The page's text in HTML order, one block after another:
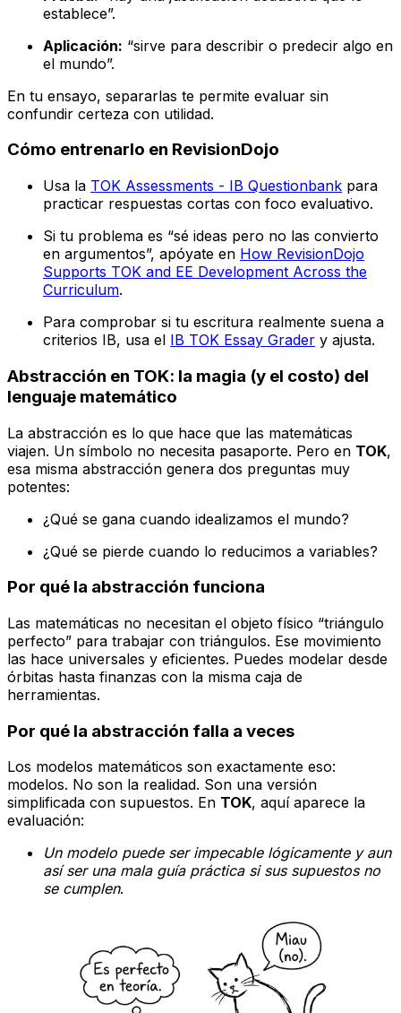
establece”.
Aplicación: “sirve para describir o predecir algo en
el mundo”.
En tu ensayo, separarlas te permite evaluar sin
confundir certeza con utilidad.
Cómo entrenarlo en RevisionDojo
Usa la TOK Assessments - IB Questionbank para
practicar respuestas cortas con foco evaluativo.
Si tu problema es “sé ideas pero no las convierto
en argumentos”, apóyate en How RevisionDojo
Supports TOK and EE Development Across the
Curriculum.
Para comprobar si tu escritura realmente suena a
criterios IB, usa el IB TOK Essay Grader y ajusta.
Abstracción en TOK: la magia (y el costo) del
lenguaje matemático
La abstracción es lo que hace que las matemáticas
viajen. Un símbolo no necesita pasaporte. Pero en TOK,
esa misma abstracción genera dos preguntas muy
potentes:
¿Qué se gana cuando idealizamos el mundo?
¿Qué se pierde cuando lo reducimos a variables?
Por qué la abstracción funciona
Las matemáticas no necesitan el objeto físico “triángulo
perfecto” para trabajar con triángulos. Ese movimiento
las hace universales y eficientes. Puedes modelar desde
órbitas hasta finanzas con la misma caja de
herramientas.
Por qué la abstracción falla a veces
Los modelos matemáticos son exactamente eso:
modelos. No son la realidad. Son una versión
simplificada con supuestos. En TOK, aquí aparece la
evaluación:
Un modelo puede ser impecable lógicamente y aun
así ser una mala guía práctica si sus supuestos no
se cumplen.